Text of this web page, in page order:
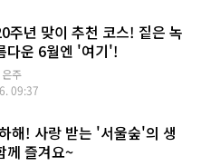
주년 맞이 추천 코스! 짙은 녹
다운 6월엔 '여기'!
주
09:37
해! 사랑 받는 '서울숲'의 생
께 즐겨요~